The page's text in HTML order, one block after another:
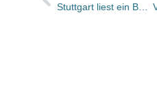
Stuttgart liest ein Buch: Margriet de Moors „Sturmflut“